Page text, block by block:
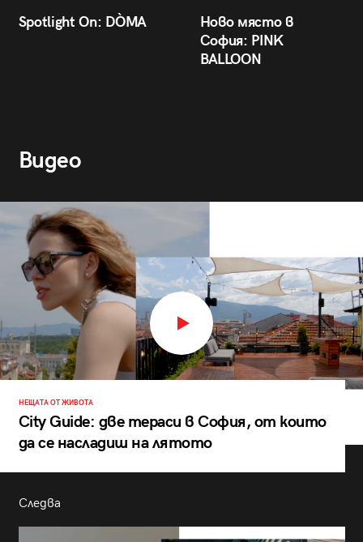
Spotlight On: DÒMA
Ново място в
София: PINK
BALLOON
Видео
НЕЩАТА ОТ ЖИВОТА
City Guide: две тераси в София, от които
да се насладиш на лятото
Следва